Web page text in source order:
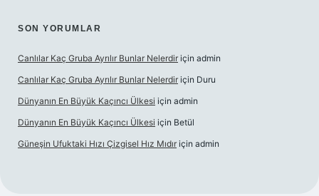
SON YORUMLAR
Canlılar Kaç Gruba Ayrılır Bunlar Nelerdir için admin
Canlılar Kaç Gruba Ayrılır Bunlar Nelerdir için Duru
Dünyanın En Büyük Kaçıncı Ülkesi için admin
Dünyanın En Büyük Kaçıncı Ülkesi için Betül
Güneşin Ufuktaki Hızı Çizgisel Hız Mıdır için admin